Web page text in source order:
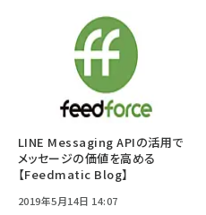
LINE Messaging APIの活用で
メッセージの価値を高める
【Feedmatic Blog】
2019年5月14日 14:07